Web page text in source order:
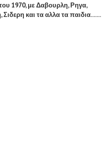
1970, με Δαβουρλη, Ρηγα,
και τα αλλα τα παιδια.......